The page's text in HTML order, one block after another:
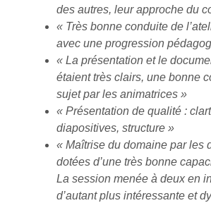
des autres, leur approche du
« Très bonne conduite de
avec une progression
« La présentation et le
étaient très clairs, une bonne
sujet par les animatrices »
« Présentation de qualité :
diapositives, structure »
« Maîtrise du domaine par les
dotées d’une très bonne
La session menée à deux en
d’autant plus intéressante et